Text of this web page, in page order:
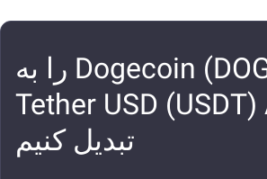
چگونه Dogecoin (DOGE) را به
Tether USD (USDT)
تبدیل کنیم